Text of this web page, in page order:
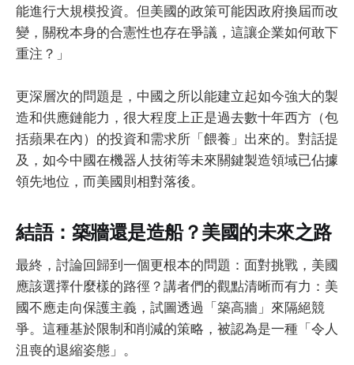
能進行大規模投資。但美國的政策可能因政府換屆而改
變，關稅本身的合憲性也存在爭議，這讓企業如何敢下
重注？」
更深層次的問題是，中國之所以能建立起如今強大的製
造和供應鏈能力，很大程度上正是過去數十年西方（包
括蘋果在內）的投資和需求所「餵養」出來的。對話提
及，如今中國在機器人技術等未來關鍵製造領域已佔據
領先地位，而美國則相對落後。
結語：築牆還是造船？美國的未來之路
最終，討論回歸到一個更根本的問題：面對挑戰，美國
應該選擇什麼樣的路徑？講者們的觀點清晰而有力：美
國不應走向保護主義，試圖透過「築高牆」來隔絕競
爭。這種基於限制和削減的策略，被認為是一種「令人
沮喪的退縮姿態」。